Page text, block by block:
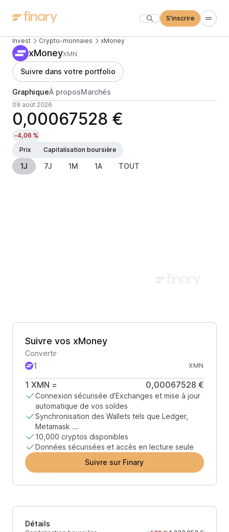
S'inscrire
Invest Crypto-monnaies xMoney
xMoneyXMN
Suivre dans votre portfolio
GraphiqueÀ proposMarchés
09 août 2026
0,00067528 €
-4,06 %
Prix
Capitalisation boursière
1J 7J 1M 1A TOUT
Suivre vos xMoney
Convertir
XMN
1 XMN = 0,00067528 €
Connexion sécurisée d’Exchanges et mise à jour
automatique de vos soldes
Synchronisation des Wallets tels que Ledger,
Metamask ...
10,000 cryptos disponibles
Données sécurisées et accès en lecture seule
Suivre sur Finary
Détails